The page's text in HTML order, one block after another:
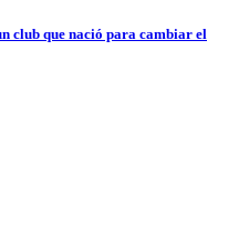
club que nació para cambiar el